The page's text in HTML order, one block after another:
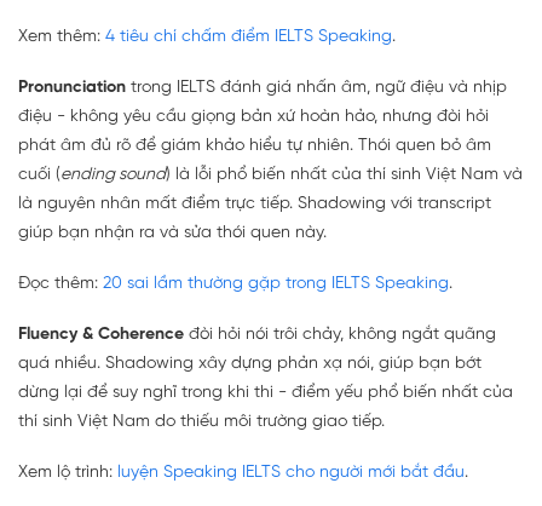
Xem thêm: 4 tiêu chí chấm điểm IELTS Speaking.
Pronunciation trong IELTS đánh giá nhấn âm, ngữ điệu và nhịp
điệu - không yêu cầu giọng bản xứ hoàn hảo, nhưng đòi hỏi
phát âm đủ rõ để giám khảo hiểu tự nhiên. Thói quen bỏ âm
cuối (ending sound) là lỗi phổ biến nhất của thí sinh Việt Nam và
là nguyên nhân mất điểm trực tiếp. Shadowing với transcript
giúp bạn nhận ra và sửa thói quen này.
Đọc thêm: 20 sai lầm thường gặp trong IELTS Speaking.
Fluency & Coherence đòi hỏi nói trôi chảy, không ngắt quãng
quá nhiều. Shadowing xây dựng phản xạ nói, giúp bạn bớt
dừng lại để suy nghĩ trong khi thi - điểm yếu phổ biến nhất của
thí sinh Việt Nam do thiếu môi trường giao tiếp.
Xem lộ trình: luyện Speaking IELTS cho người mới bắt đầu.